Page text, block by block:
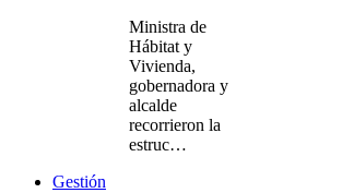
Ministra de
Hábitat y
Vivienda,
gobernadora y
alcalde
recorrieron la
estruc…
Gestión